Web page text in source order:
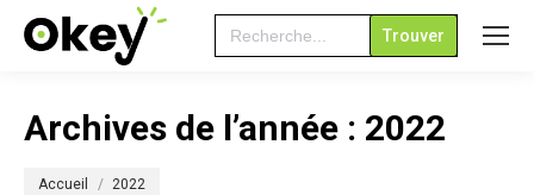
Search
for:
Archives de l’année : 2022
Accueil 2022